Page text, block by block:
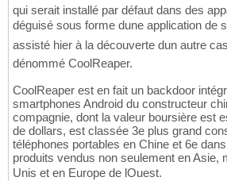
qui serait installé par défaut dans des
déguisé sous forme dune application de
assisté hier à la découverte dun autre
dénommé CoolReaper.
CoolReaper est en fait un backdoor
smartphones Android du constructeur
compagnie, dont la valeur boursière est
de dollars, est classée 3e plus grand
téléphones portables en Chine et 6e
produits vendus non seulement en Asie,
Unis et en Europe de lOuest.